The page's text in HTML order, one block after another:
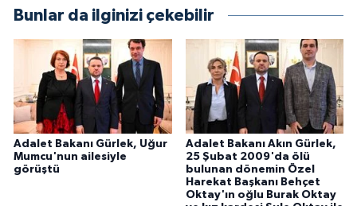
Bunlar da ilginizi çekebilir
Adalet Bakanı Gürlek, Uğur
Mumcu'nun ailesiyle
görüştü
Adalet Bakanı Akın Gürlek,
25 Şubat 2009'da ölü
bulunan dönemin Özel
Harekat Başkanı Behçet
Oktay'ın oğlu Burak Oktay